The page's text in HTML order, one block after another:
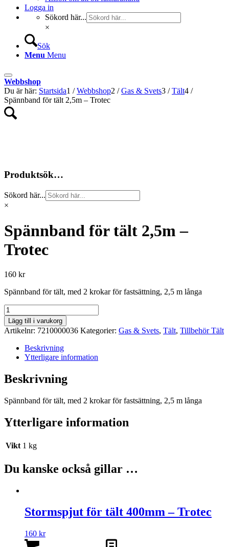
Logga in
Sökord här...
×
Sök
Menu Menu
Webbshop
Du är här: Startsida1 / Webbshop2 / Gas & Svets3 / Tält4 /
Spännband för tält 2,5m – Trotec
Produktsök…
Sökord här...
×
Spännband för tält 2,5m –
Trotec
160 kr
Spännband för tält, med 2 krokar för fastsättning, 2,5 m långa
Spännband
för
tält
2,5m
Trotec
mängd
Lägg till i varukorg
Artikelnr: 7210000036 Kategorier: Gas & Svets, Tält, Tillbehör Tält
Beskrivning
Ytterligare information
Beskrivning
Spännband för tält, med 2 krokar för fastsättning, 2,5 m långa
Ytterligare information
Vikt 1 kg
Du kanske också gillar …
Stormspjut för tält 400mm – Trotec
160 kr